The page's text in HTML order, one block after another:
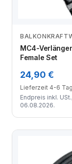
MC4-
Female Set
24,90 €
Lieferzeit 4-6
Endpreis inkl.
06.08.2026.